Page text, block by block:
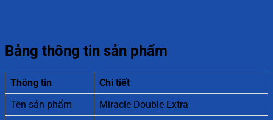
Bảng thông tin sản phẩm
Thông tin
Chi tiết
Tên sản phẩm
Miracle Double Extra